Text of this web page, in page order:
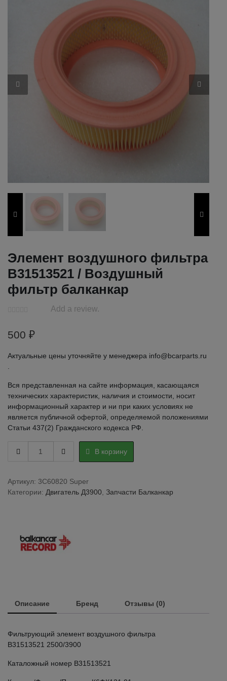
Элемент воздушного фильтра
В31513521 / Воздушный
фильтр балканкар
Add a review.
500 ₽
Актуальные цены уточняйте у менеджера info@bcarparts.ru
Вся представленная на сайте информация, касающаяся
технических характеристик, наличия и стоимости, носит
информационный характер и ни при каких условиях не
является публичной офертой, определяемой положениями
Статьи 437(2) Гражданского кодекса РФ.
воздушного
В31513521
В корзину
Артикул: 3C60820 Super
Категории: Двигатель Д3900 Запчасти Балканкар
Описание Бренд Отзывы (0)
Фильтрующий элемент воздушного фильтра
В31513521 2500/3900
Каталожный номер В31513521